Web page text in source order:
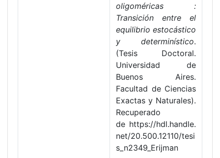
oligoméricas :
Transición entre el
equilibrio estocástico
y determinístico.
(Tesis Doctoral.
Universidad de
Buenos Aires.
Facultad de Ciencias
Exactas y Naturales).
Recuperado
de https://hdl.handle.
net/20.500.12110/tesi
s_n2349_Erijman